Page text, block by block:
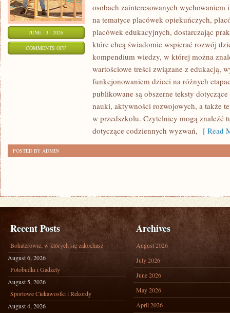
JUNE - 3 - 2026
COMMENTS OFFON
osobach zainteresowanych
na tematyce placówek opiekuńczych,
placówek edukacyjnych, dostarczając
które chcą świadomie wspierać rozwój
kompendium wiedzy, w której można
wartościowe treści związane z edukacją,
funkcjonowaniem dzieci na różnych
publikowane są obszerne teksty
nauki, aktywności rozwojowych, a także
w przedszkolu. Czytelnicy mogą znaleźć
dotyczące codziennych wyzwań, [ Read
POSTED BY ADMIN
Recent Posts
Bohaterowie, w których się zakochasz
August 6, 2026
Fotobudki i Gadżety
August 5, 2026
Sportowe Ciekawostki i Rekordy
August 4, 2026
Archives
August 2026
July 2026
June 2026
May 2026
April 2026